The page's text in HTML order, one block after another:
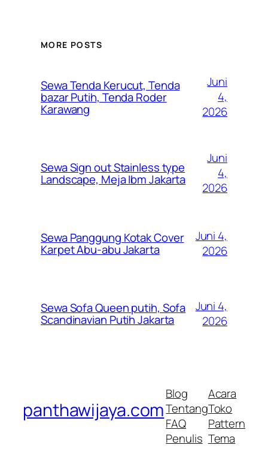
MORE POSTS
Sewa Tenda Kerucut, Tenda
bazar Putih, Tenda Roder
Karawang
Juni
4,
2026
Sewa Sign out Stainless type
Landscape, Meja Ibm Jakarta
Juni
4,
2026
Sewa Panggung Kotak Cover
Karpet Abu-abu Jakarta
Juni 4,
2026
Sewa Sofa Queen putih, Sofa
Scandinavian Putih Jakarta
Juni 4,
2026
panthawijaya.com
Blog
Tentang
FAQ
Penulis
Acara
Toko
Pattern
Tema